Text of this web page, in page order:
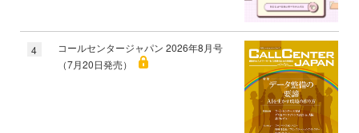
4
コールセンタージャパン 2026年8月号
（7月20日発売）